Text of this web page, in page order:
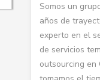
Somos un
años de
experto en el
de servicios
outsourcing en